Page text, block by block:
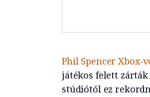
Phil Spencer Xbox-
játékos felett zárták
stúdiótól ez